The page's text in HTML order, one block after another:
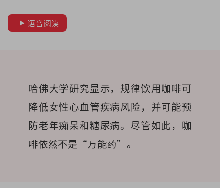
语音阅读
哈佛大学研究显示，规律饮用咖啡可
降低女性心血管疾病风险，并可能预
防老年痴呆和糖尿病。尽管如此，咖
啡依然不是“万能药”。